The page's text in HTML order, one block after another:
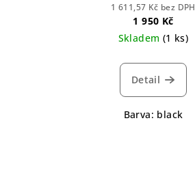
1 611,57 Kč bez DPH
1 950 Kč
Skladem (1 ks)
Detail
Barva: black